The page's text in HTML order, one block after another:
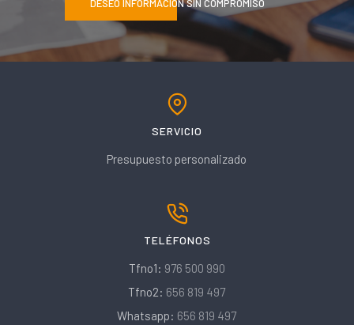
DESEO INFORMACIÓN SIN COMPROMISO
SERVICIO
Presupuesto personalizado
TELÉFONOS
Tfno1: 976 500 990
Tfno2: 656 819 497
Whatsapp: 656 819 497